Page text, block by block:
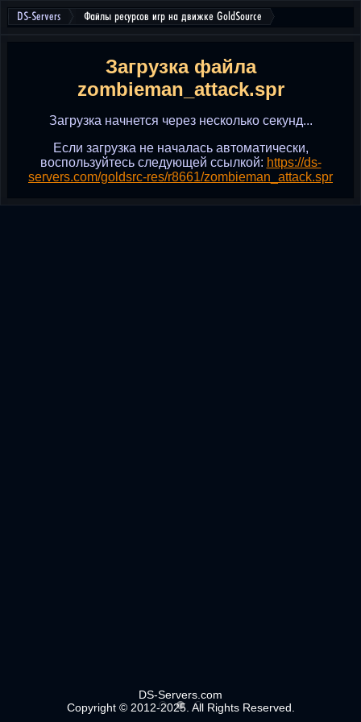
DS-Servers Файлы ресурсов игр на движке GoldSource
Загрузка файла
zombieman_attack.spr
Загрузка начнется через несколько секунд...
Если загрузка не началась автоматически,
воспользуйтесь следующей ссылкой: https://ds-
servers.com/goldsrc-res/r8661/zombieman_attack.spr
DS-Servers.com
Copyright © 2012-2025. All Rights Reserved.